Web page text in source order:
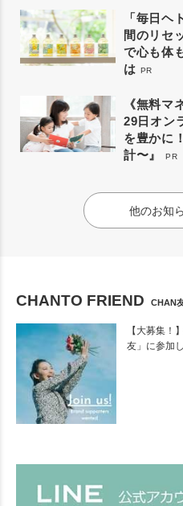
「毎日
間のリセ
で心も体
は PR
《無料マ
29日オン
を豊かに
計〜』
PR
他のお知
CHANTO FRIEND CHAN
【大募集！
友」に参加